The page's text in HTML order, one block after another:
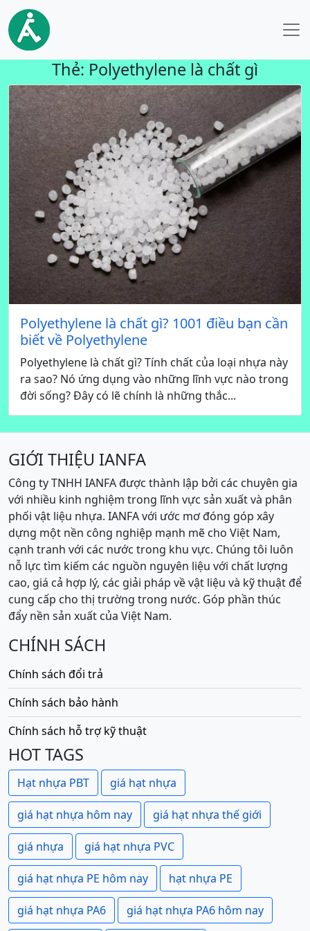
Thẻ: Polyethylene là chất gì
Polyethylene là chất gì? 1001 điều bạn cần
biết về Polyethylene
Polyethylene là chất gì? Tính chất của loại nhựa này
ra sao? Nó ứng dụng vào những lĩnh vực nào trong
đời sống? Đây có lẽ chính là những thắc...
GIỚI THIỆU IANFA
Công ty TNHH IANFA được thành lập bởi các chuyên gia
với nhiều kinh nghiệm trong lĩnh vực sản xuất và phân
phối vật liệu nhựa. IANFA với ước mơ đóng góp xây
dựng một nền công nghiệp mạnh mẽ cho Việt Nam,
cạnh tranh với các nước trong khu vực. Chúng tôi luôn
nỗ lực tìm kiếm các nguồn nguyên liệu với chất lượng
cao, giá cả hợp lý, các giải pháp về vật liệu và kỹ thuật để
cung cấp cho thị trường trong nước. Góp phần thúc
đẩy nền sản xuất của Việt Nam.
CHÍNH SÁCH
Chính sách đổi trả
Chính sách bảo hành
Chính sách hỗ trợ kỹ thuật
HOT TAGS
Hạt nhựa PBT giá hạt nhựa
giá hạt nhựa hôm nay giá hạt nhựa thế giới
giá nhựa giá hạt nhựa PVC
giá hạt nhựa PE hôm nay hạt nhựa PE
giá hạt nhựa PA6 giá hạt nhựa PA6 hôm nay